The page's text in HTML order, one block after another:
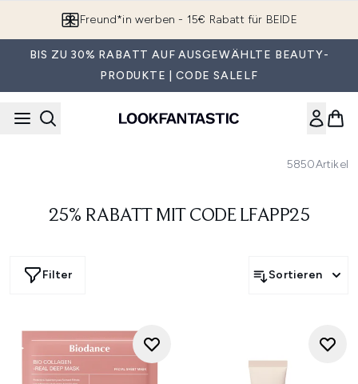
Freund*in werben - 15€ Rabatt für BEIDE
BIS ZU 30% RABATT AUF AUSGEWÄHLTE BEAUTY-
PRODUKTE | CODE SALELF
5850Artikel
25% RABATT MIT CODE LFAPP25
Filter Sortieren